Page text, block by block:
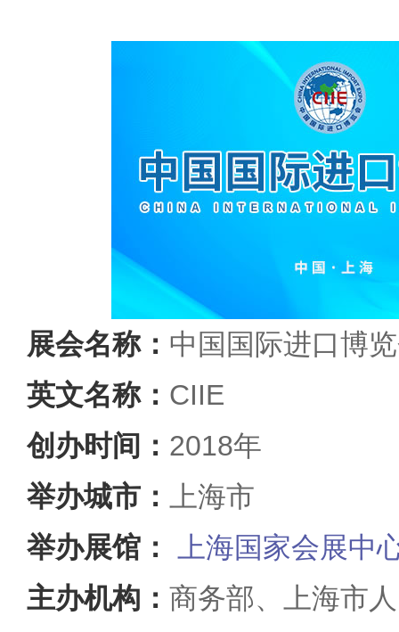
展会名称： 中国国际进口博
英文名称： CIIE
创办时间： 2018年
举办城市：
上海市
举办展馆：
上海国家会展中
主办机构： 商务部、上海市